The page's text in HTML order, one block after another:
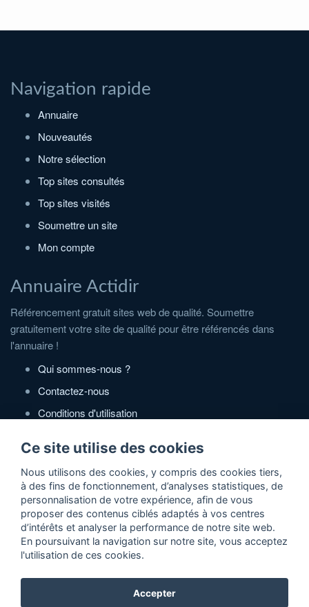
Navigation rapide
Annuaire
Nouveautés
Notre sélection
Top sites consultés
Top sites visités
Soumettre un site
Mon compte
Annuaire Actidir
Référencement gratuit sites web de qualité. Soumettre
gratuitement votre site de qualité pour être référencés dans
l'annuaire !
Qui sommes-nous ?
Contactez-nous
Conditions d'utilisation
Partenaires
Zone Annonces Gratuites
Locations vacances entre particuliers
Ruedesvacances
Ce site utilise des cookies
Nous utilisons des cookies, y compris des cookies tiers,
à des fins de fonctionnement, d’analyses statistiques, de
personnalisation de votre expérience, afin de vous
proposer des contenus ciblés adaptés à vos centres
d’intérêts et analyser la performance de notre site web.
En poursuivant la navigation sur notre site, vous acceptez
l'utilisation de ces cookies.
Accepter